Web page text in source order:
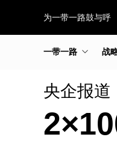
为一带一路鼓与呼
一带一路 战
央企报道